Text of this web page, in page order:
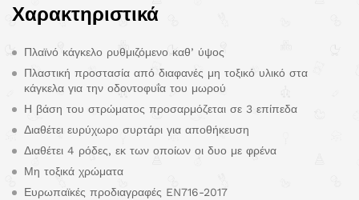
Χαρακτηριστικά
Πλαϊνό κάγκελο ρυθμιζόμενο καθ’ ύψος
Πλαστική προστασία από διαφανές μη τοξικό υλικό στα
κάγκελα για την οδοντοφυΐα του μωρού
Η βάση του στρώματος προσαρμόζεται σε 3 επίπεδα
Διαθέτει ευρύχωρο συρτάρι για αποθήκευση
Διαθέτει 4 ρόδες, εκ των οποίων οι δυο με φρένα
Μη τοξικά χρώματα
Ευρωπαϊκές προδιαγραφές EN716-2017